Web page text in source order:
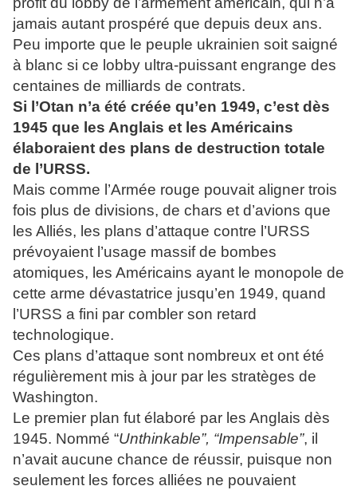
jamais autant prospéré que depuis deux ans.
Peu importe que le peuple ukrainien soit saigné
à blanc si ce lobby ultra-puissant engrange des
centaines de milliards de contrats.
Si l’Otan n’a été créée qu’en 1949, c’est dès
1945 que les Anglais et les Américains
élaboraient des plans de destruction totale
de l’URSS.
Mais comme l’Armée rouge pouvait aligner trois
fois plus de divisions, de chars et d’avions que
les Alliés, les plans d’attaque contre l’URSS
prévoyaient l’usage massif de bombes
atomiques, les Américains ayant le monopole de
cette arme dévastatrice jusqu’en 1949, quand
l’URSS a fini par combler son retard
technologique.
Ces plans d’attaque sont nombreux et ont été
régulièrement mis à jour par les stratèges de
Washington.
Le premier plan fut élaboré par les Anglais dès
1945. Nommé “Unthinkable”, “Impensable”, il
n’avait aucune chance de réussir, puisque non
seulement les forces alliées ne pouvaient